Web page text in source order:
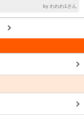
by わわわ1さん